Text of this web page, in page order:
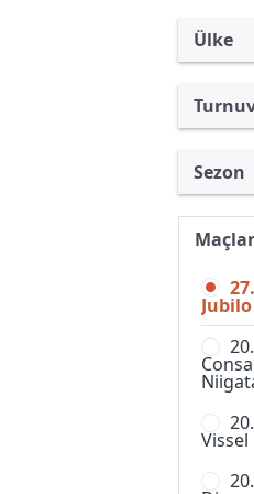
Ülke
J-
Sezon
J.
J.
J.
J.
J.
J.
Maçlar
Vissel